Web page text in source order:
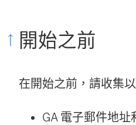
開始之前
在開始之前，請收集
GA 電子郵件地址